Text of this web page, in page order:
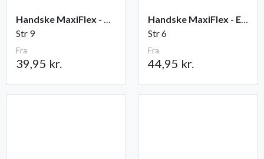
Handske MaxiFlex - Ultimate
Str 9
Fra
39,95 kr.
Handske MaxiFlex - Endurance
Str 6
Fra
44,95 kr.